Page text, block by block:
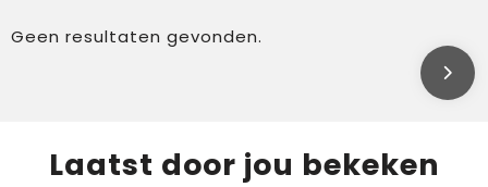
Geen resultaten gevonden.
Laatst door jou bekeken